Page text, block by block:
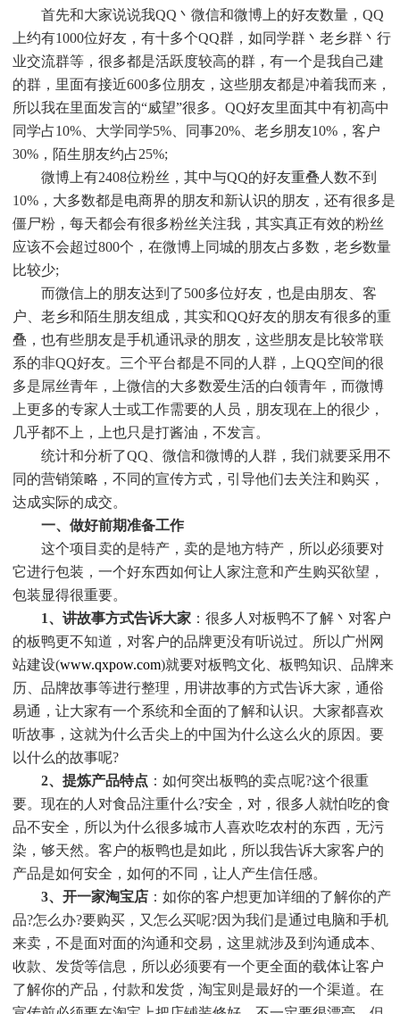
首先和大家说说我QQ丶微信和微博上的好友数量，QQ
上约有1000位好友，有十多个QQ群，如同学群丶老乡群丶行
业交流群等，很多都是活跃度较高的群，有一个是我自己建
的群，里面有接近600多位朋友，这些朋友都是冲着我而来，
所以我在里面发言的“威望”很多。QQ好友里面其中有初高中
同学占10%、大学同学5%、同事20%、老乡朋友10%，客户
30%，陌生朋友约占25%;
微博上有2408位粉丝，其中与QQ的好友重叠人数不到
10%，大多数都是电商界的朋友和新认识的朋友，还有很多是
僵尸粉，每天都会有很多粉丝关注我，其实真正有效的粉丝
应该不会超过800个，在微博上同城的朋友占多数，老乡数量
比较少;
而微信上的朋友达到了500多位好友，也是由朋友、客
户、老乡和陌生朋友组成，其实和QQ好友的朋友有很多的重
叠，也有些朋友是手机通讯录的朋友，这些朋友是比较常联
系的非QQ好友。三个平台都是不同的人群，上QQ空间的很
多是屌丝青年，上微信的大多数爱生活的白领青年，而微博
上更多的专家人士或工作需要的人员，朋友现在上的很少，
几乎都不上，上也只是打酱油，不发言。
统计和分析了QQ、微信和微博的人群，我们就要采用不
同的营销策略，不同的宣传方式，引导他们去关注和购买，
达成实际的成交。
一、做好前期准备工作
这个项目卖的是特产，卖的是地方特产，所以必须要对
它进行包装，一个好东西如何让人家注意和产生购买欲望，
包装显得很重要。
1、讲故事方式告诉大家 ：很多人对板鸭不了解丶对客户
的板鸭更不知道，对客户的品牌更没有听说过。所以广州网
站建设(www.qxpow.com)就要对板鸭文化、板鸭知识、品牌来
历、品牌故事等进行整理，用讲故事的方式告诉大家，通俗
易通，让大家有一个系统和全面的了解和认识。大家都喜欢
听故事，这就为什么舌尖上的中国为什么这么火的原因。要
以什么的故事呢?
2、提炼产品特点 ：如何突出板鸭的卖点呢?这个很重
要。现在的人对食品注重什么?安全，对，很多人就怕吃的食
品不安全，所以为什么很多城市人喜欢吃农村的东西，无污
染，够天然。客户的板鸭也是如此，所以我告诉大家客户的
产品是如何安全，如何的不同，让人产生信任感。
3、开一家淘宝店 ：如你的客户想更加详细的了解你的产
品?怎么办?要购买，又怎么买呢?因为我们是通过电脑和手机
来卖，不是面对面的沟通和交易，这里就涉及到沟通成本、
收款、发货等信息，所以必须要有一个更全面的载体让客户
了解你的产品，付款和发货，淘宝则是最好的一个渠道。在